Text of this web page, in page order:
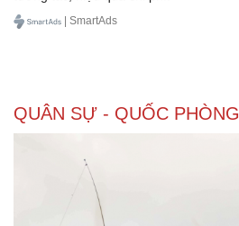
| SmartAds
QUÂN SỰ - QUỐC PHÒNG